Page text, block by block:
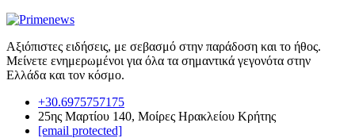
Αξιόπιστες ειδήσεις, με σεβασμό στην παράδοση και το ήθος.
Μείνετε ενημερωμένοι για όλα τα σημαντικά γεγονότα στην
Ελλάδα και τον κόσμο.
+30.6975757175
25ης Μαρτίου 140, Μοίρες Ηρακλείου Κρήτης
[email protected]